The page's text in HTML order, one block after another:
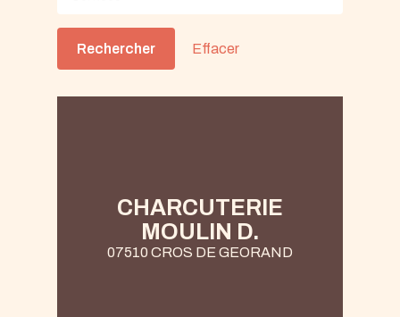
Rechercher Effacer
CHARCUTERIE
MOULIN D.
07510 CROS DE GEORAND